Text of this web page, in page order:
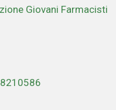
Giovani Farmacisti